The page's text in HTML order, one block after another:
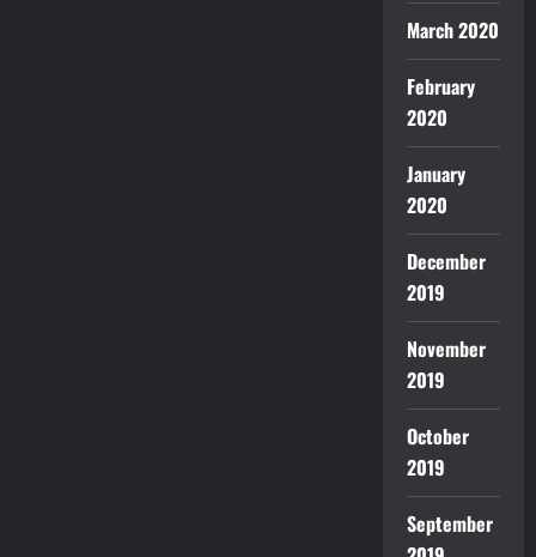
March 2020
February
2020
January
2020
December
2019
November
2019
October
2019
September